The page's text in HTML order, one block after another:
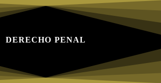
DERECHO PENAL